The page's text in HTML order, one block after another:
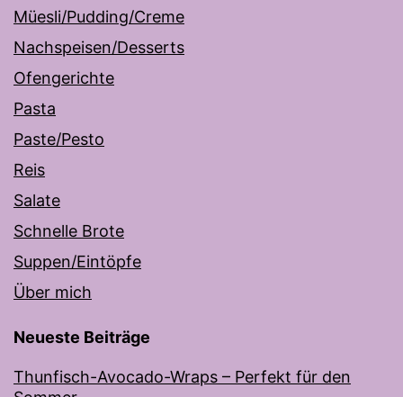
Müesli/Pudding/Creme
Nachspeisen/Desserts
Ofengerichte
Pasta
Paste/Pesto
Reis
Salate
Schnelle Brote
Suppen/Eintöpfe
Über mich
Neueste Beiträge
Thunfisch-Avocado-Wraps – Perfekt für den